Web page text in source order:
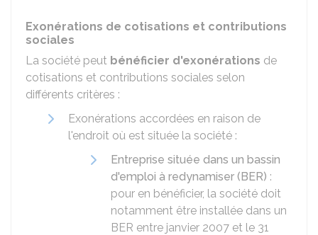
Exonérations de cotisations et contributions
sociales
La société peut bénéficier d'exonérations de
cotisations et contributions sociales selon
différents critères :
Exonérations accordées en raison de
l'endroit où est située la société :
Entreprise située dans un bassin
d'emploi à redynamiser (BER) :
pour en bénéficier, la société doit
notamment être installée dans un
BER entre janvier 2007 et le 31